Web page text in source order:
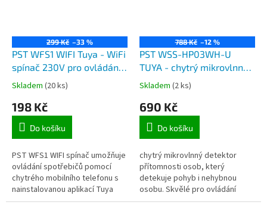
299 Kč –33 %
PST WFS1 WIFI Tuya - WiFi
spínač 230V pro ovládání
spotřebičů, 1 kanálový,
max.10A
Skladem (20 ks)
198 Kč
Do košíku
PST WFS1 WIFI spínač umožňuje
ovládání spotřebičů pomocí
chytrého mobilního telefonu s
nainstalovanou aplikací Tuya
Smart nebo Smart Life-Smart
788 Kč –12 %
PST WSS-HP03WH-U
TUYA - chytrý mikrovlnný
detektor přítomnosti osob,
Wi-Fi připojení, aplikace
Tuya Smart
Skladem (2 ks)
690 Kč
Do košíku
chytrý mikrovlnný detektor
přítomnosti osob, který
detekuje pohyb i nehybnou
osobu. Skvělé pro ovládání
spotřeby energií, nebo dalších